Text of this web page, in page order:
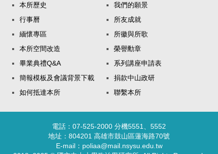
本所歷史
我們的願景
行事曆
所友成就
緬懷專區
所徽與所歌
本所空間改造
榮譽勳章
畢業典禮Q&A
系列講座申請表
簡報模板及會議背景下載
捐款中山政研
如何抵達本所
聯繫本所
電話：07-525-2000 分機5551、5552
地址：804201 高雄市鼓山區蓮海路70號
E-mail：poliaa@mail.nsysu.edu.tw